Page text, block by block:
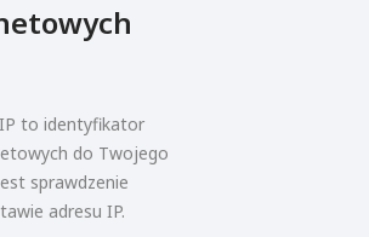
to identyfikator
do Twojego
sprawdzenie
adresu IP.